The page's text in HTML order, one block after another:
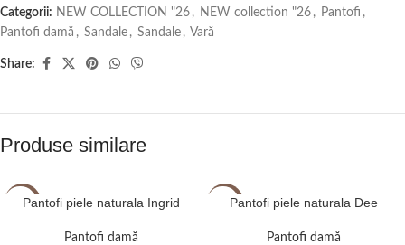
Categorii: NEW COLLECTION "26 , NEW collection "26 , Pantofi ,
Pantofi damă , Sandale , Sandale , Vară
Share:
Produse similare
-2%Pantofi piele naturala Ingrid
Pantofi damă
-2%Pantofi piele naturala Dee
Pantofi damă